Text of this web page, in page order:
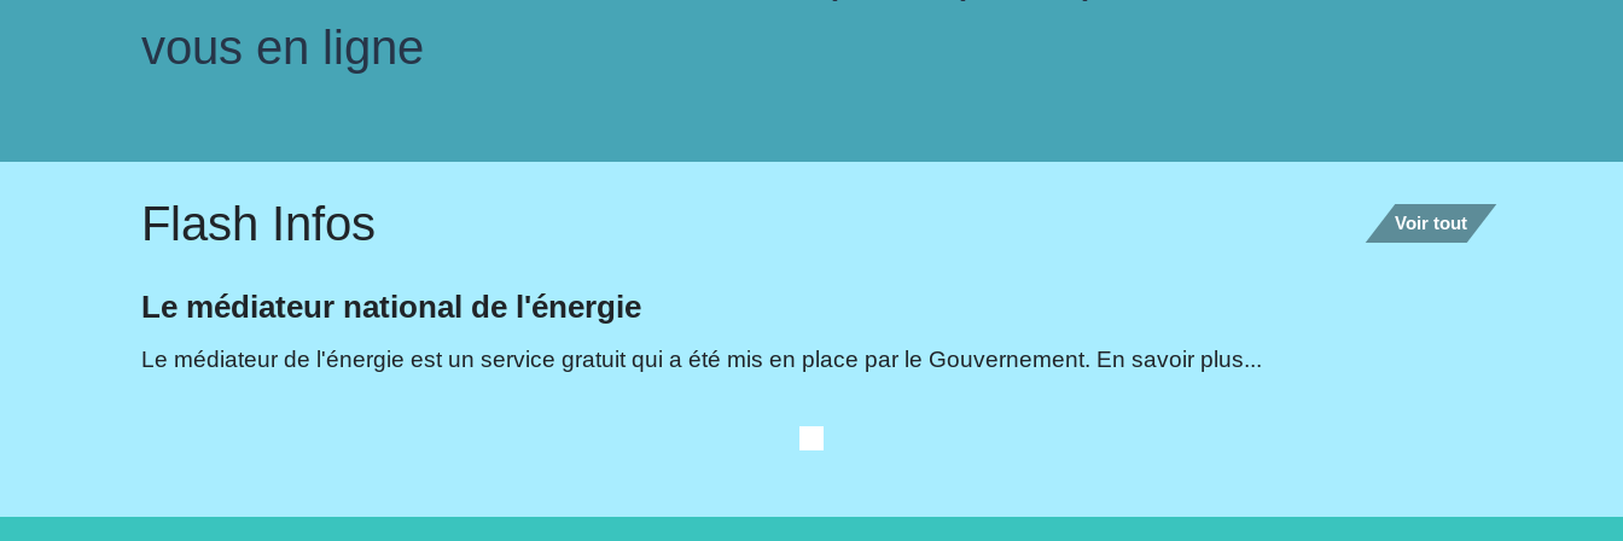
vous en ligne
Flash Infos Voir tout
Le médiateur national de l'énergie
Le médiateur de l'énergie est un service gratuit qui a été mis en place par le Gouvernement. En savoir plus...